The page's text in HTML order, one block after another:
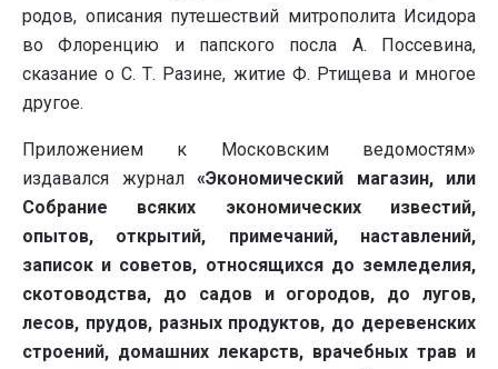
родов, описания путешествий митрополита Исидора
во Флоренцию и папского посла А. Поссевина,
сказание о С. Т. Разине, житие Ф. Ртищева и многое
другое.
Приложением к Московским ведомостям»
издавался журнал «Экономический магазин, или
Собрание всяких экономических известий,
опытов, открытий, примечаний, наставлений,
записок и советов, относящихся до земледелия,
скотоводства, до садов и огородов, до лугов,
лесов, прудов, разных продуктов, до деревенских
строений, домашних лекарств, врачебных трав и